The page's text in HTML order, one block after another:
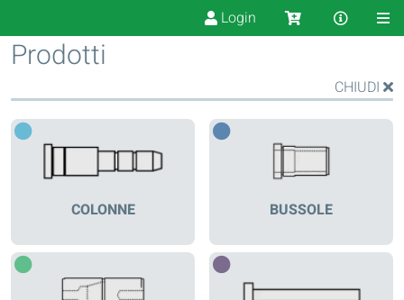
Login
Prodotti
CHIUDI
COLONNE BUSSOLE